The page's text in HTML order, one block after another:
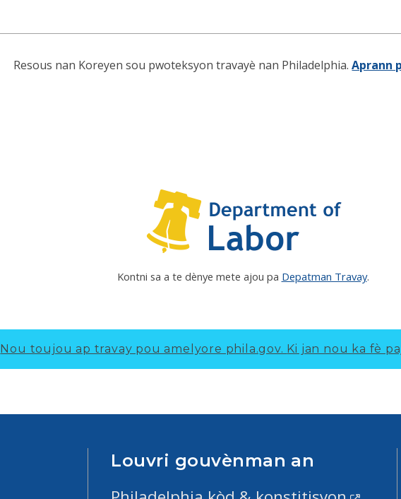
Resous nan Koreyen sou pwoteksyon travayè nan Philadelphia.Aprann
Kontni sa a te dènye mete ajou pa Depatman Travay.
Nou toujou ap travay pou amelyore phila.gov. Ki jan nou ka fè
Louvri gouvènman an